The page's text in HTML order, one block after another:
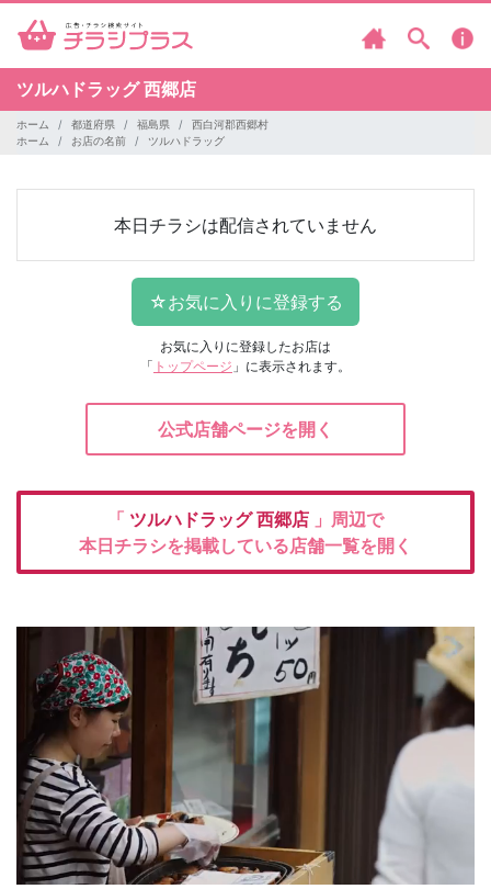
ツルハドラッグ西郷店
ホーム 都道府県 福島県
西白河郡西郷村
ホーム
お店の名前 ツルハドラッグ
本日チラシは配信されていません
お気に入りに登録したお店は
「 トップページ 」に表示されます。
公式店舗ページを開く
「 ツルハドラッグ西郷店 」周辺で
本日チラシを掲載している店舗一覧を開く